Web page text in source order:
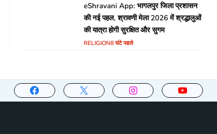
eShravani App: भागलपुर जिला प्रशासन
की नई पहल, श्रावणी मेला 2026 में श्रद्धालुओं
की यात्रा होगी सुरक्षित और सुगम
RELIGION8 घंटे पहले